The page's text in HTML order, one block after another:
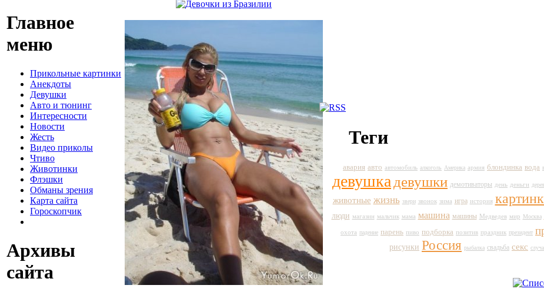
Главное
меню
Прикольные картинки
Анекдоты
Девушки
Авто и тюнинг
Интересности
Новости
Жесть
Видео приколы
Чтиво
Животинки
Флэшки
Обманы зрения
Карта сайта
Гороскопчик
Архивы
сайта
Теги
авария авто автомобиль алкоголь Америка армия блондинка вода
девушка девушки демотиваторы день деньги
животные жизнь звери звонок зима игра история
люди магазин мальчик мама машина машины Медведев мир Москва
охота падение парень пиво подборка позитив праздник президент
рисунки Россия рыбалка свадьба секс